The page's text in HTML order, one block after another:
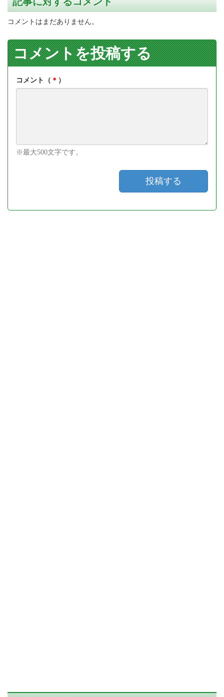
コメントはまだありません。
コメントを投稿する
コメント（ ＊ ）
※最大500文字です。